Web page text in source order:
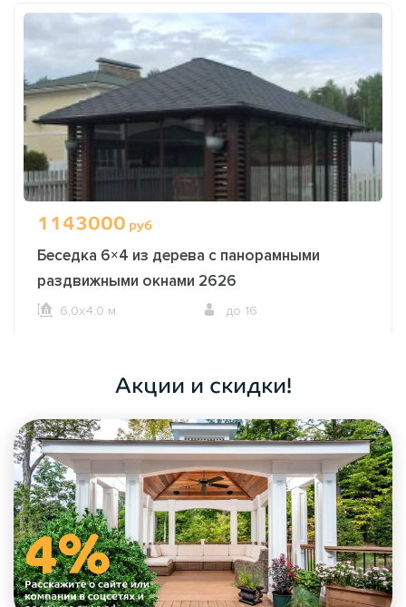
1143000 руб
Беседка 6×4 из дерева с панорамными
раздвижными окнами 2626
6,0х4,0 м. до 16
Акции и скидки!